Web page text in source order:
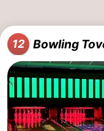
12 Bowling